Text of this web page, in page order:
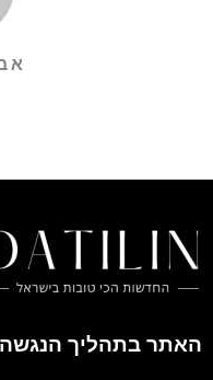
האתר בתהליך הנגשה